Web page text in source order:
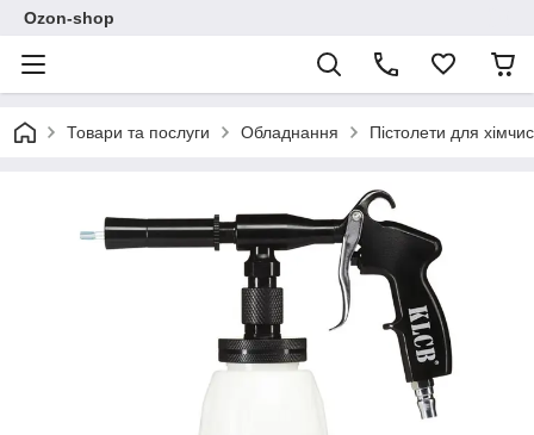
Ozon-shop
Товари та послуги Обладнання Пістолети для